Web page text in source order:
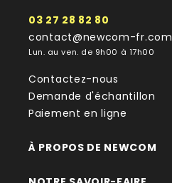
03 27 28 82 80
contact@newcom-fr.com
Lun. au ven. de 9h00 à 17h00
Contactez-nous
Demande d'échantillon
Paiement en ligne
À PROPOS DE NEWCOM